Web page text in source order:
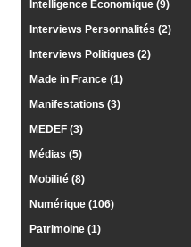
Intelligence Economique (9)
Interviews Personnalités (2)
Interviews Politiques (2)
Made in France (1)
Manifestations (3)
MEDEF (3)
Médias (5)
Mobilité (8)
Numérique (106)
Patrimoine (1)